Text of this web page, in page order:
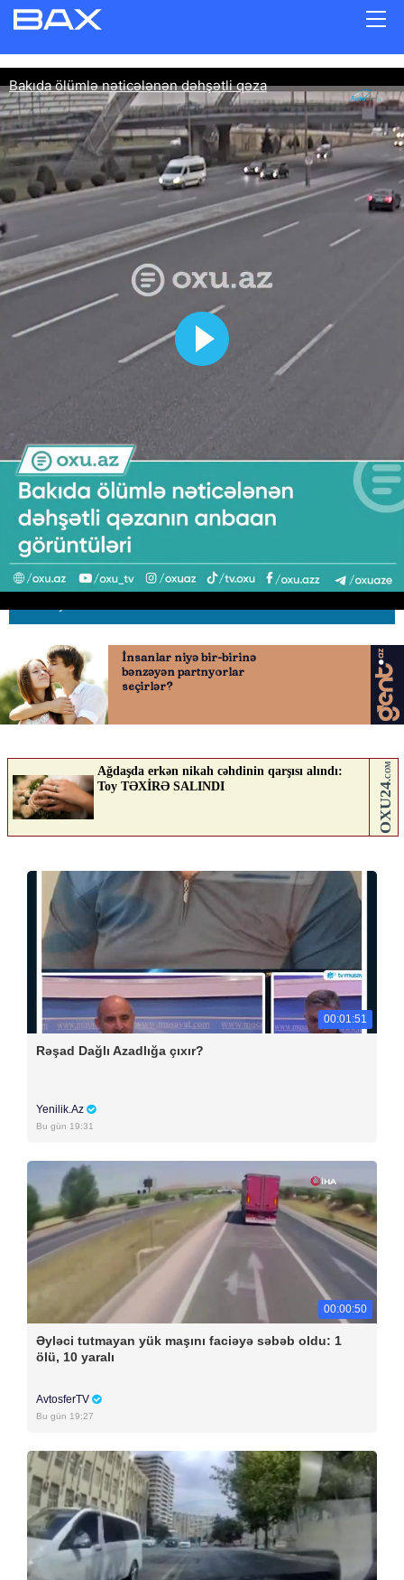
Bakıda ölümlə nəticələnən
dəhşətli qəza
19.03.2026 0
AVTOSFERTV
00:01:51
Rəşad Dağlı Azadlığa çıxır?
Yenilik.Az
Bu gün 19:31
00:00:50
Əyləci tutmayan yük maşını faciəyə səbəb oldu: 1
ölü, 10 yaralı
AvtosferTV
Bu gün 19:27